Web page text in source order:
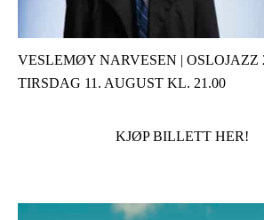
VESLEMØY NARVESEN | OSLOJAZZ
TIRSDAG 11. AUGUST KL. 21.00
KJØP BILLETT HER!